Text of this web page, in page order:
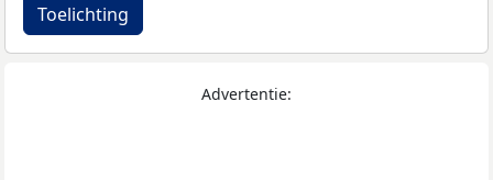
Toelichting
Advertentie: